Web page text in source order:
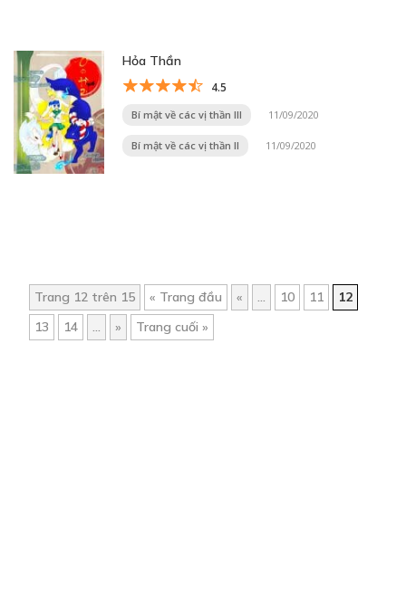
Hỏa Thần
4.5
Bí mật về các vị thần III 11/09/2020
Bí mật về các vị thần II 11/09/2020
Trang 12 trên 15 « Trang đầu « ... 10 11
12
13
14 ... » Trang cuối »